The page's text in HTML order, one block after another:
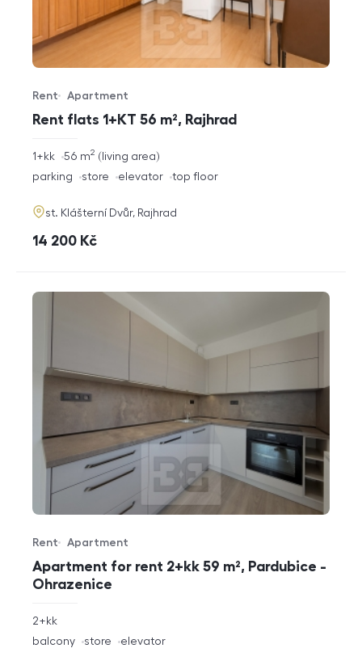
Rent flats 1+KT 56 m², Rajhrad
Offer type
Rent
Property type
Apartment
rozměry
disposition
1+kk living area
56 m2
funkce
parking store elevator top floor
adresa
st. Klášterní Dvůr, Rajhrad
cena
14 200 Kč
Apartment for rent 2+kk 59 m², Pardubice -
Ohrazenice
Offer type
Rent
Property type
Apartment
rozměry
disposition
2+kk
funkce
balcony store elevator